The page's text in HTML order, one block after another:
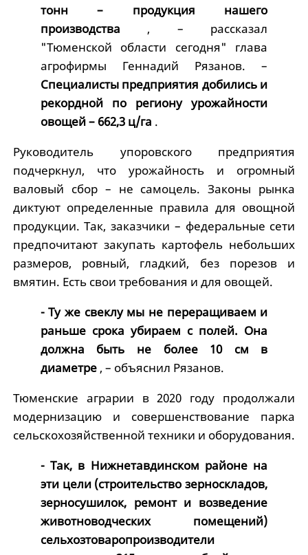
тонн – продукция нашего
производства , – рассказал
"Тюменской области сегодня" глава
агрофирмы Геннадий Рязанов. –
Специалисты предприятия добились и
рекордной по региону урожайности
овощей – 662,3 ц/га .
Руководитель упоровского предприятия
подчеркнул, что урожайность и огромный
валовый сбор – не самоцель. Законы рынка
диктуют определенные правила для овощной
продукции. Так, заказчики – федеральные сети
предпочитают закупать картофель небольших
размеров, ровный, гладкий, без порезов и
вмятин. Есть свои требования и для овощей.
- Ту же свеклу мы не переращиваем и
раньше срока убираем с полей. Она
должна быть не более 10 см в
диаметре , – объяснил Рязанов.
Тюменские аграрии в 2020 году продолжали
модернизацию и совершенствование парка
сельскохозяйственной техники и оборудования.
- Так, в Нижнетавдинском районе на
эти цели (строительство зерноскладов,
зерносушилок, ремонт и возведение
животноводческих помещений)
сельхозтоваропроизводители